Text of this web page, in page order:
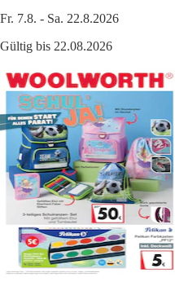
Fr. 7.8. - Sa. 22.8.2026
Gültig bis 22.08.2026